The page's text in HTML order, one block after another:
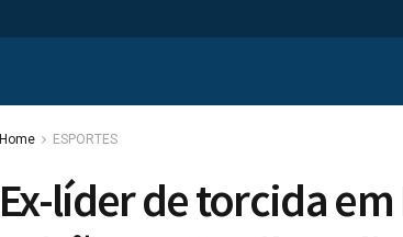
Home ESPORTES
Ex-líder de torcida